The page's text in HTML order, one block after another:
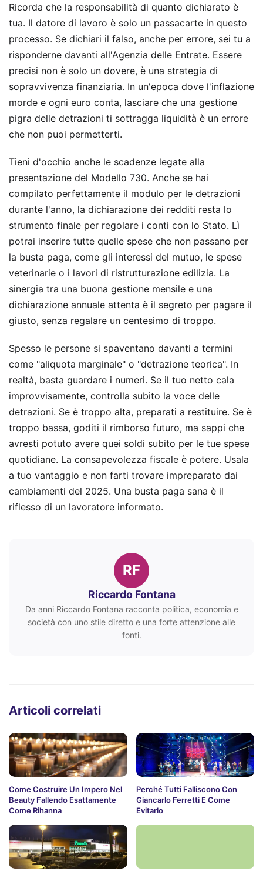
Ricorda che la responsabilità di quanto dichiarato è
tua. Il datore di lavoro è solo un passacarte in questo
processo. Se dichiari il falso, anche per errore, sei tu a
risponderne davanti all'Agenzia delle Entrate. Essere
precisi non è solo un dovere, è una strategia di
sopravvivenza finanziaria. In un'epoca dove l'inflazione
morde e ogni euro conta, lasciare che una gestione
pigra delle detrazioni ti sottragga liquidità è un errore
che non puoi permetterti.
Tieni d'occhio anche le scadenze legate alla
presentazione del Modello 730. Anche se hai
compilato perfettamente il modulo per le detrazioni
durante l'anno, la dichiarazione dei redditi resta lo
strumento finale per regolare i conti con lo Stato. Lì
potrai inserire tutte quelle spese che non passano per
la busta paga, come gli interessi del mutuo, le spese
veterinarie o i lavori di ristrutturazione edilizia. La
sinergia tra una buona gestione mensile e una
dichiarazione annuale attenta è il segreto per pagare il
giusto, senza regalare un centesimo di troppo.
Spesso le persone si spaventano davanti a termini
come "aliquota marginale" o "detrazione teorica". In
realtà, basta guardare i numeri. Se il tuo netto cala
improvvisamente, controlla subito la voce delle
detrazioni. Se è troppo alta, preparati a restituire. Se è
troppo bassa, goditi il rimborso futuro, ma sappi che
avresti potuto avere quei soldi subito per le tue spese
quotidiane. La consapevolezza fiscale è potere. Usala
a tuo vantaggio e non farti trovare impreparato dai
cambiamenti del 2025. Una busta paga sana è il
riflesso di un lavoratore informato.
RF
Riccardo Fontana
Da anni Riccardo Fontana racconta politica, economia e
società con uno stile diretto e una forte attenzione alle
fonti.
Articoli correlati
Come Costruire Un Impero Nel
Beauty Fallendo Esattamente
Come Rihanna
Perché Tutti Falliscono Con
Giancarlo Ferretti E Come
Evitarlo